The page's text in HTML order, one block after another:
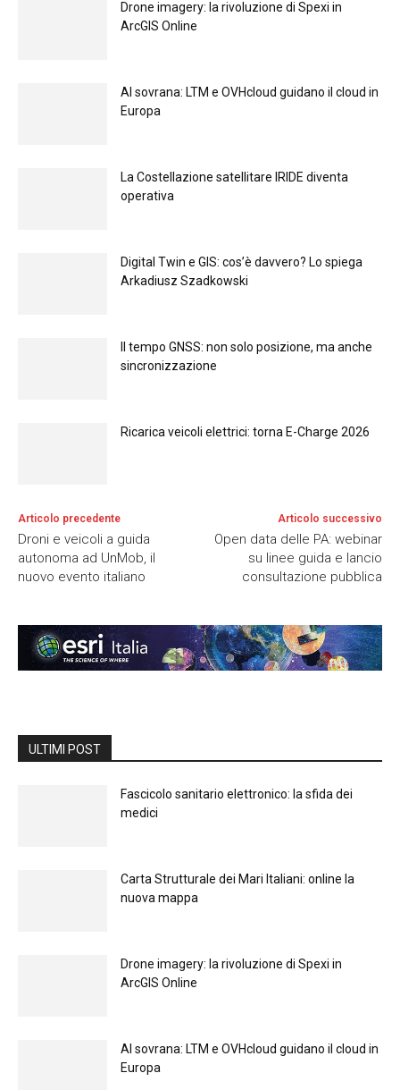
Drone imagery: la rivoluzione di Spexi in
ArcGIS Online
Al sovrana: LTM е OVHcloud guidano il cloud in
Europа
La Costellazione satellitare IRIDE diventa
operativa
Digital Twin e GIS: cos’è davvero? Lo spiega
Arkadiusz Szadkowski
Il tempo GNSS: non solo posizione, ma anche
sincronizzazione
Ricarica veicoli elettrici: torna E-Charge 2026
Articolo precedente
Droni e veicoli a guida
autonoma ad UnMob, il
nuovo evento italiano
Articolo successivo
Open data delle PA: webinar
su linee guida e lancio
consultazione pubblica
ULTIMI POST
Fascicolo sanitario elettronico: la sfida dei
medici
Carta Strutturale dei Mari Italiani: online la
nuova mappa
Drone imagery: la rivoluzione di Spexi in
ArcGIS Online
Al sovrana: LTM е OVHcloud guidano il cloud in
Europа